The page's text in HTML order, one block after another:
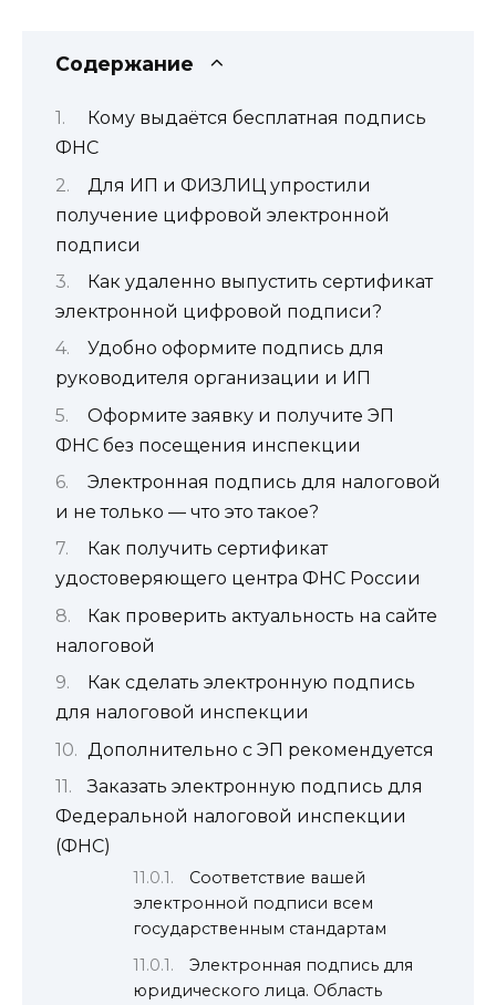
Содержание
Кому выдаётся бесплатная подпись
ФНС
Для ИП и ФИЗЛИЦ упростили
получение цифровой электронной
подписи
Как удаленно выпустить сертификат
электронной цифровой подписи?
Удобно оформите подпись для
руководителя организации и ИП
Оформите заявку и получите ЭП
ФНС без посещения инспекции
Электронная подпись для налоговой
и не только — что это такое?
Как получить сертификат
удостоверяющего центра ФНС России
Как проверить актуальность на сайте
налоговой
Как сделать электронную подпись
для налоговой инспекции
Дополнительно с ЭП рекомендуется
Заказать электронную подпись для
Федеральной налоговой инспекции
(ФНС)
Соответствие вашей
электронной подписи всем
государственным стандартам
Электронная подпись для
юридического лица. Область